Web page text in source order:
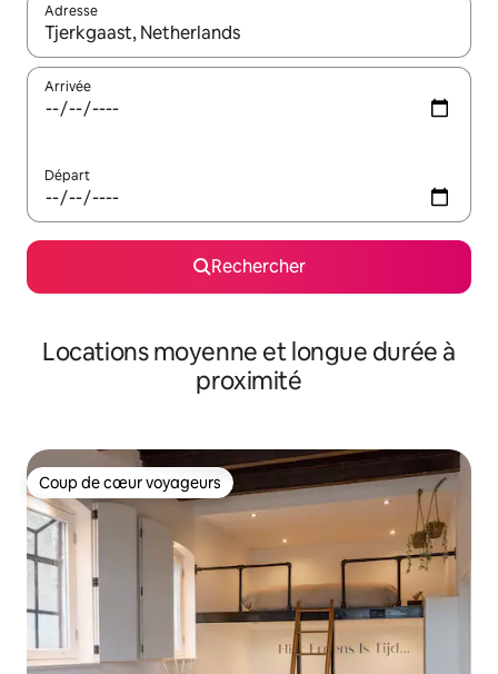
Adresse
Lorsque les résultats s'affichent, utilisez les flèches vers le
Arrivée
Départ
Rechercher
Locations moyenne et longue durée à
proximité
Coup de cœur voyageurs
Coup de cœur voyageurs